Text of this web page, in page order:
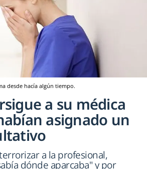
desde hacía algún tiempo.
a su médica
asignado un
a la profesional,
dónde aparcaba" y por